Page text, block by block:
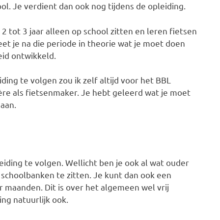
Je verdient dan ook nog tijdens de opleiding.
tot 3 jaar alleen op school zitten en leren fietsen
je na die periode in theorie wat je moet doen
ontwikkeld.
te volgen zou ik zelf altijd voor het BBL
als fietsenmaker. Je hebt geleerd wat je moet
te volgen. Wellicht ben je ook al wat ouder
te zitten. Je kunt dan ook een
Dit is over het algemeen wel vrij
natuurlijk ook.